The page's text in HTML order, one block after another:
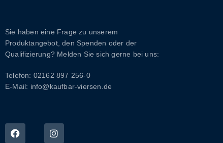
Sie haben eine Frage zu unserem
Produktangebot, den Spenden oder der
Qualifizierung? Melden Sie sich gerne bei uns:
Telefon: 02162 897 256-0
E-Mail: info@kaufbar-viersen.de